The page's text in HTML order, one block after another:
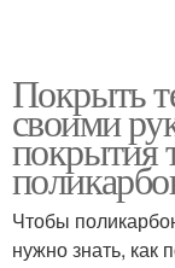
Покрыть
своими
покрытия
Чтобы
нужно знать, как